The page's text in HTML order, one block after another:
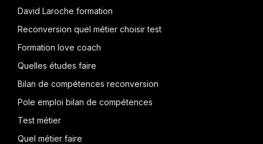
David Laroche formation
Reconversion quel métier choisir test
Formation love coach
Quelles études faire
Bilan de compétences reconversion
Pole emploi bilan de compétences
Test métier
Quel métier faire